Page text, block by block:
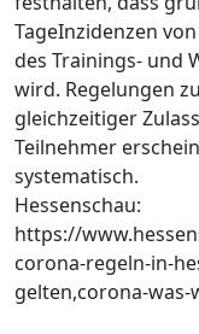
TageInzidenzen
des Trainings- und
wird. Regelungen
gleichzeitiger
Teilnehmer
systematisch.
Hessenschau:
https://
corona-regeln-in-
gelten,corona-